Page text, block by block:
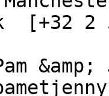
[+32